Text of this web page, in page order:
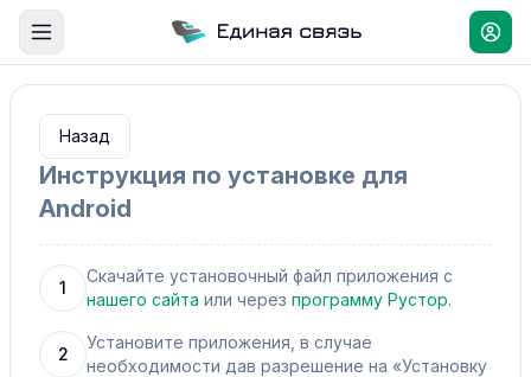
Назад
Инструкция по установке для
Android
1
Скачайте установочный файл приложения с
нашего сайта или через программу Рустор.
2
Установите приложения, в случае
необходимости дав разрешение на «Установку